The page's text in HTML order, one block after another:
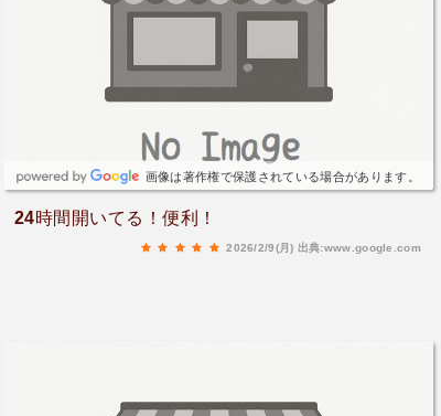
画像は著作権で保護されている場合があります。
24時間開いてる！便利！
2026/2/9(月) 出典:www.google.com